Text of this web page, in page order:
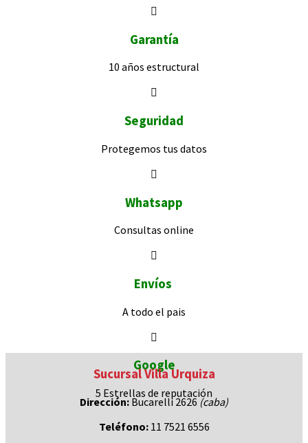
Garantía
10 años estructural
Seguridad
Protegemos tus datos
Whatsapp
Consultas online
Envíos
A todo el pais
Google
5 Estrellas de reputación
Sucursal Villa Urquiza
Dirección:Bucarelli 2626(caba)
Teléfono:11 7521 6556